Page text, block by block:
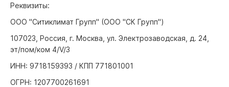
Реквизиты:
ООО "Ситиклимат Групп" (ООО "СК Групп")
107023, Россия, г. Москва, ул. Электрозаводская, д. 24,
эт/пом/ком 4/V/3
ИНН: 9718159393 / КПП 771801001
ОГРН: 1207700261691